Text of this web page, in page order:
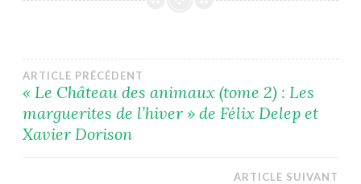
Navigation
de
ARTICLE PRÉCÉDENT
« Le Château des animaux (tome 2) : Les
marguerites de l’hiver » de Félix Delep et
Xavier Dorison
ARTICLE SUIVANT